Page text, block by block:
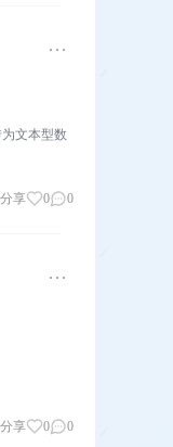
文本型数
分享 0 0
分享 0 0